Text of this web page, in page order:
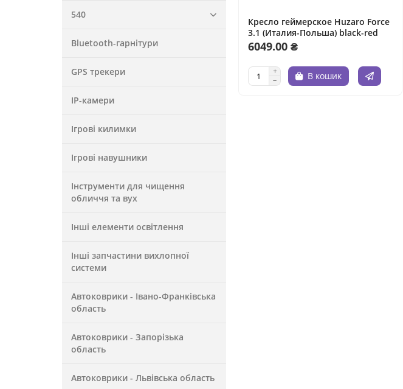
540
Bluetooth-гарнітури
GPS трекери
IP-камери
Ігрові килимки
Ігрові навушники
Інструменти для чищення
обличчя та вух
Інші елементи освітлення
Інші запчастини вихлопної
системи
Автоковрики - Івано-Франківська
область
Автоковрики - Запорізька
область
Автоковрики - Львівська область
Кресло геймерское Huzaro Force
3.1 (Италия-Польша) black-red
6049.00 ₴
В кошик